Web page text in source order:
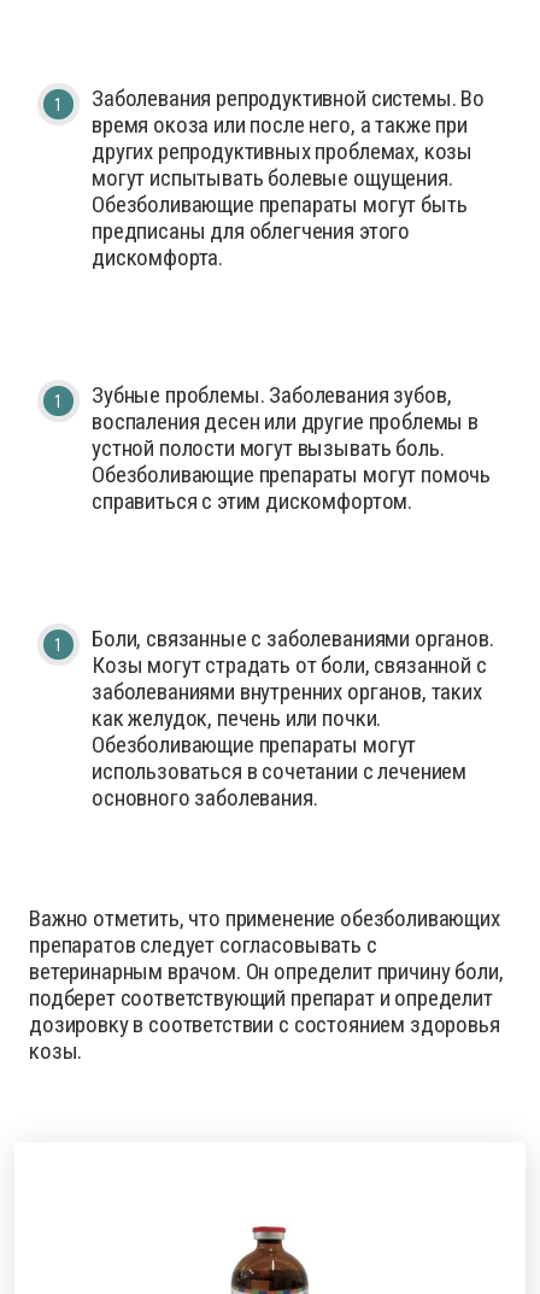
Заболевания репродуктивной системы. Во
время окоза или после него, а также при
других репродуктивных проблемах, козы
могут испытывать болевые ощущения.
Обезболивающие препараты могут быть
предписаны для облегчения этого
дискомфорта.
Зубные проблемы. Заболевания зубов,
воспаления десен или другие проблемы в
устной полости могут вызывать боль.
Обезболивающие препараты могут помочь
справиться с этим дискомфортом.
Боли, связанные с заболеваниями органов.
Козы могут страдать от боли, связанной с
заболеваниями внутренних органов, таких
как желудок, печень или почки.
Обезболивающие препараты могут
использоваться в сочетании с лечением
основного заболевания.
Важно отметить, что применение обезболивающих
препаратов следует согласовывать с
ветеринарным врачом. Он определит причину боли,
подберет соответствующий препарат и определит
дозировку в соответствии с состоянием здоровья
козы.